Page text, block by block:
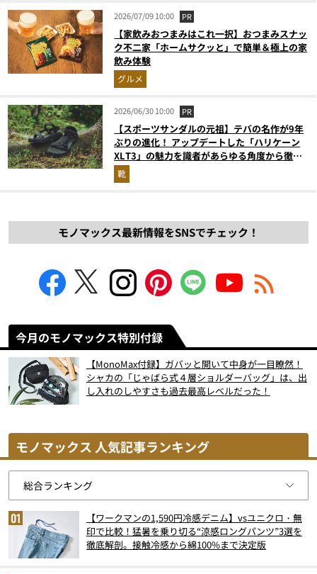
2026/07/09 10:00 PR
【家飲みおつまみはこれ一択】おつまみスナッ
ク不二家「ホームサクッと」で簡単＆極上の家
飲み体験
グルメ
2026/06/30 10:00 PR
【スポーツサンダルの元祖】テバの名作が9年
ぶりの進化！ アップデートした「ハリケーン
XLT3」の魅力を識者があらゆる角度から徹底
解説！
靴
モノマックス最新情報をSNSでチェック！
今月のモノマックス特別付録
【MonoMax付録】ガバッと開いて中身が一目瞭然！
シャカの「じゃばら式４層ショルダーバッグ」は、出
し入れのしやすさも過去最高レベルだった！
モノマックス 人気記事ランキング
【ワークマンの1,590円冷感デニム】vsユニクロ・無
印で比較！猛暑を乗り切る“涼感ロングパンツ”3選を
徹底解剖。接触冷感から綿100%まで決定版